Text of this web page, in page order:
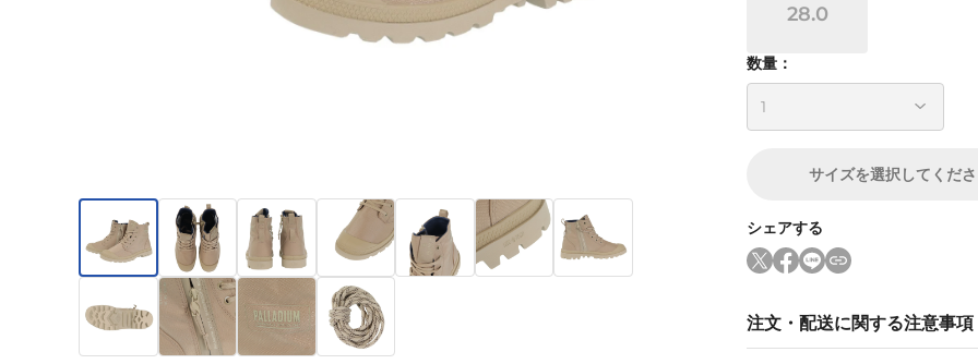
28.0
数量：
サイズを選択してくだ
シェアする
注文・配送に関する注意事項